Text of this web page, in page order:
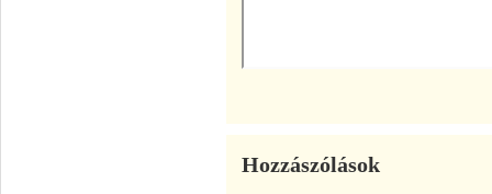
Hozzászólások